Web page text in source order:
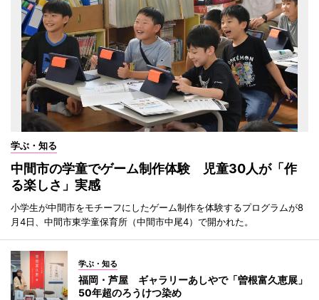
学ぶ・知る
中間市の学童でゲーム制作体験 児童30人が「作
る楽しさ」実感
小学生が中間市をモチーフにしたゲーム制作を体験するプログラムが8
月4日、中間市東学童保育所（中間市中尾4）で開かれた。
学ぶ・知る
福岡・芦屋 ギャラリーあしやで「曽根富久恵展」
50年超のろうけつ染め